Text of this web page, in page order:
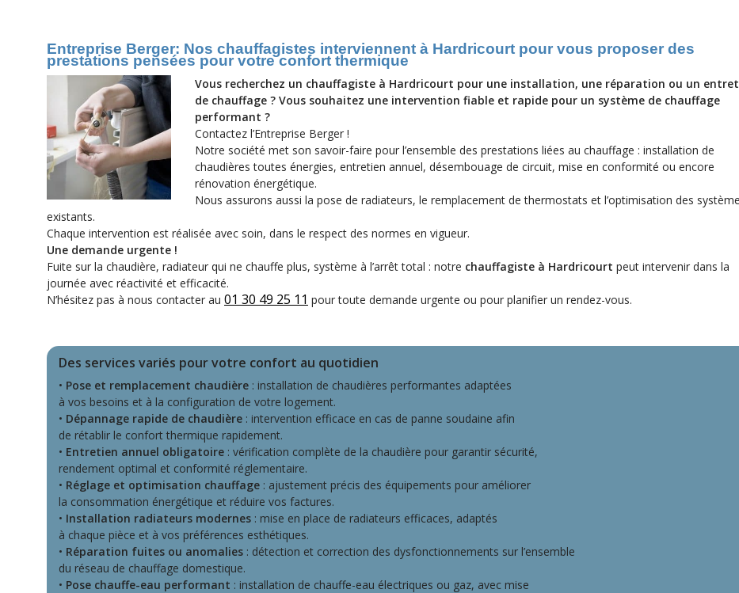
Entreprise Berger: Nos chauffagistes interviennent à Hardricourt pour vous proposer des
prestations pensées pour votre confort thermique
Vous recherchez un chauffagiste à Hardricourt pour une installation, une réparation ou un
de chauffage ? Vous souhaitez une intervention fiable et rapide pour un système de chauffage
performant ?
Contactez l’Entreprise Berger !
Notre société met son savoir-faire pour l’ensemble des prestations liées au chauffage : installation de
chaudières toutes énergies, entretien annuel, désembouage de circuit, mise en conformité ou encore
rénovation énergétique.
Nous assurons aussi la pose de radiateurs, le remplacement de thermostats et l’optimisation des
existants.
Chaque intervention est réalisée avec soin, dans le respect des normes en vigueur.
Une demande urgente !
Fuite sur la chaudière, radiateur qui ne chauffe plus, système à l’arrêt total : notre chauffagiste à Hardricourt peut intervenir dans la
journée avec réactivité et efficacité.
N’hésitez pas à nous contacter au 01 30 49 25 11 pour toute demande urgente ou pour planifier un rendez-vous.
Des services variés pour votre confort au quotidien
• Pose et remplacement chaudière : installation de chaudières performantes adaptées
à vos besoins et à la configuration de votre logement.
• Dépannage rapide de chaudière : intervention efficace en cas de panne soudaine afin
de rétablir le confort thermique rapidement.
• Entretien annuel obligatoire : vérification complète de la chaudière pour garantir sécurité,
rendement optimal et conformité réglementaire.
• Réglage et optimisation chauffage : ajustement précis des équipements pour améliorer
la consommation énergétique et réduire vos factures.
• Installation radiateurs modernes : mise en place de radiateurs efficaces, adaptés
à chaque pièce et à vos préférences esthétiques.
• Réparation fuites ou anomalies : détection et correction des dysfonctionnements sur l’ensemble
du réseau de chauffage domestique.
• Pose chauffe-eau performant : installation de chauffe-eau électriques ou gaz, avec mise